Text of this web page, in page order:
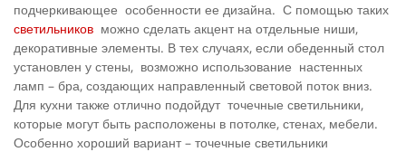
подчеркивающее особенности ее дизайна. С помощью таких
светильников можно сделать акцент на отдельные ниши,
декоративные элементы. В тех случаях, если обеденный стол
установлен у стены, возможно использование настенных
ламп – бра, создающих направленный световой поток вниз.
Для кухни также отлично подойдут точечные светильники,
которые могут быть расположены в потолке, стенах, мебели.
Особенно хороший вариант – точечные светильники